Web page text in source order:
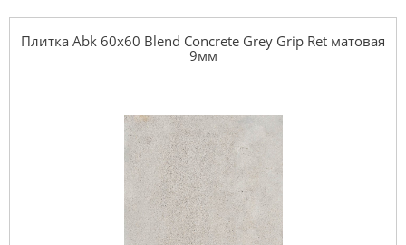
Плитка Abk 60x60 Blend Concrete Grey Grip Ret матовая
9мм